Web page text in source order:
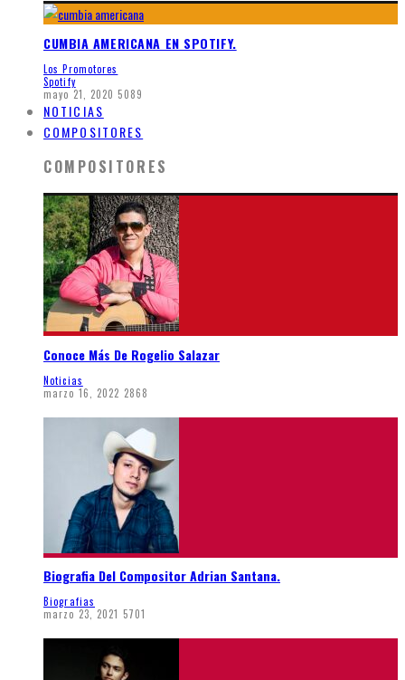
CUMBIA AMERICANA EN SPOTIFY.
Los Promotores
Spotify
mayo 21, 2020 5089
NOTICIAS
COMPOSITORES
COMPOSITORES
Conoce Más De Rogelio Salazar
Noticias
marzo 16, 2022 2868
Biografia Del Compositor Adrian Santana.
Biografias
marzo 23, 2021 5701